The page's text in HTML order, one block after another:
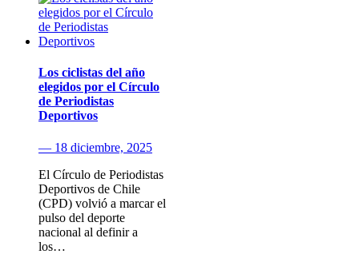
Los ciclistas del año
elegidos por el Círculo
de Periodistas
Deportivos
— 18 diciembre, 2025
El Círculo de Periodistas
Deportivos de Chile
(CPD) volvió a marcar el
pulso del deporte
nacional al definir a
los…